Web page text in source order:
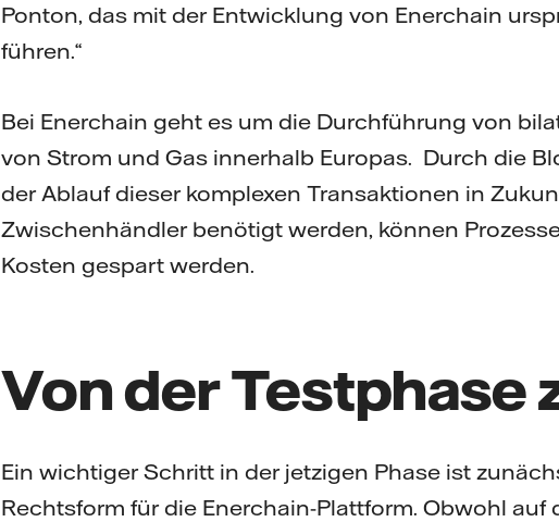
Ponton, das mit der Entwicklung von Enerchain
führen.“
Bei Enerchain geht es um die Durchführung von
von Strom und Gas innerhalb Europas. Durch die
der Ablauf dieser komplexen Transaktionen in
Zwischenhändler benötigt werden, können
Kosten gespart werden.
Von der Testphase
Ein wichtiger Schritt in der jetzigen Phase ist
Rechtsform für die Enerchain-Plattform. Obwohl auf